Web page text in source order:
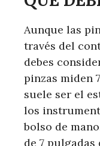
Aunque las
través del
debes
pinzas miden
suele ser el
los
bolso de
de 7